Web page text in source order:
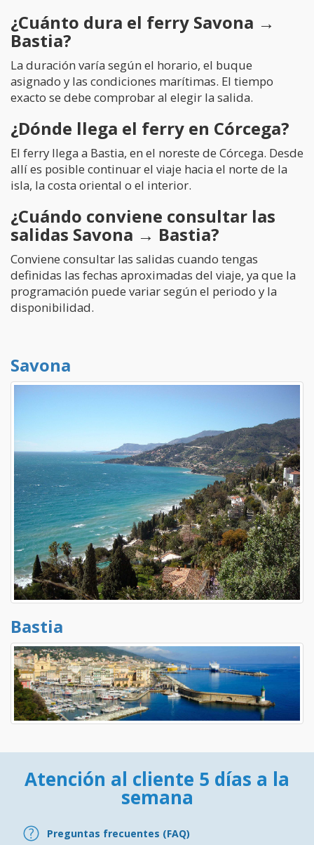
¿Cuánto dura el ferry Savona →
Bastia?
La duración varía según el horario, el buque
asignado y las condiciones marítimas. El tiempo
exacto se debe comprobar al elegir la salida.
¿Dónde llega el ferry en Córcega?
El ferry llega a Bastia, en el noreste de Córcega. Desde
allí es posible continuar el viaje hacia el norte de la
isla, la costa oriental o el interior.
¿Cuándo conviene consultar las
salidas Savona → Bastia?
Conviene consultar las salidas cuando tengas
definidas las fechas aproximadas del viaje, ya que la
programación puede variar según el periodo y la
disponibilidad.
Savona
Bastia
Atención al cliente 5 días a la
semana
Preguntas frecuentes (FAQ)